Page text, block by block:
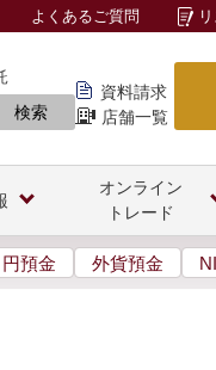
検索
資料請求
店舗一覧
よくあるご質問
オンライン
トレード
円預金 外貨預金